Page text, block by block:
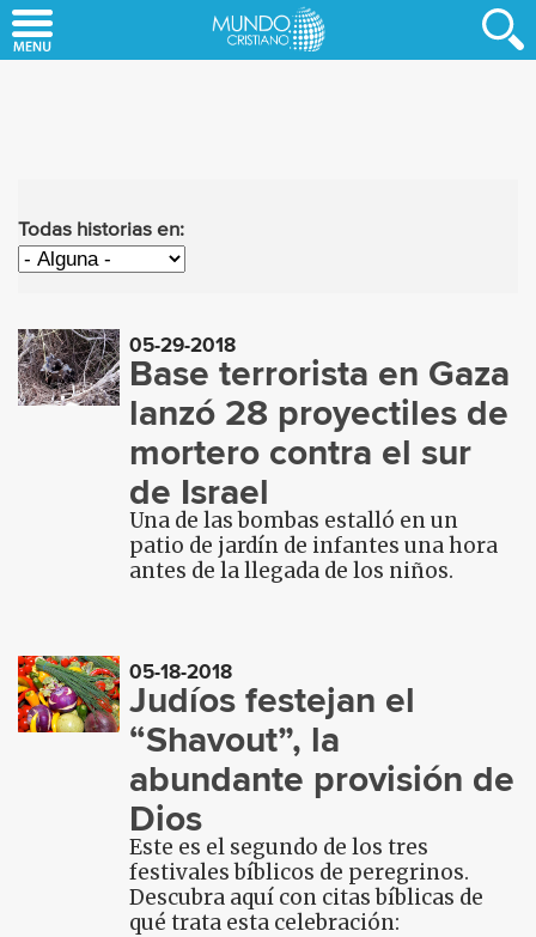
to
Todas historias en:
05-29-2018
Base terrorista en Gaza
lanzó 28 proyectiles de
mortero contra el sur
de Israel
Una de las bombas estalló en un
patio de jardín de infantes una hora
antes de la llegada de los niños.
05-18-2018
Judíos festejan el
“Shavout”, la
abundante provisión de
Dios
Este es el segundo de los tres
festivales bíblicos de peregrinos.
Descubra aquí con citas bíblicas de
qué trata esta celebración: